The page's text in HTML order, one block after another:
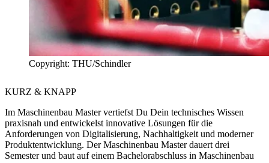
Copyright: THU/Schindler
KURZ & KNAPP
Im Maschinenbau Master vertiefst Du Dein technisches Wissen
praxisnah und entwickelst innovative Lösungen für die
Anforderungen von Digitalisierung, Nachhaltigkeit und moderner
Produktentwicklung. Der Maschinenbau Master dauert drei
Semester und baut auf einem Bachelorabschluss in Maschinenbau